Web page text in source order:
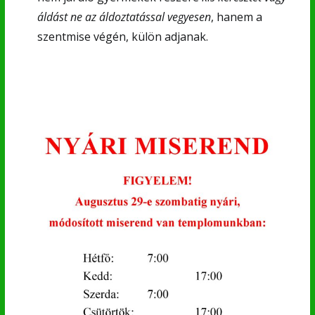
áldást ne az áldoztatással vegyesen, hanem a
szentmise végén, külön adjanak.